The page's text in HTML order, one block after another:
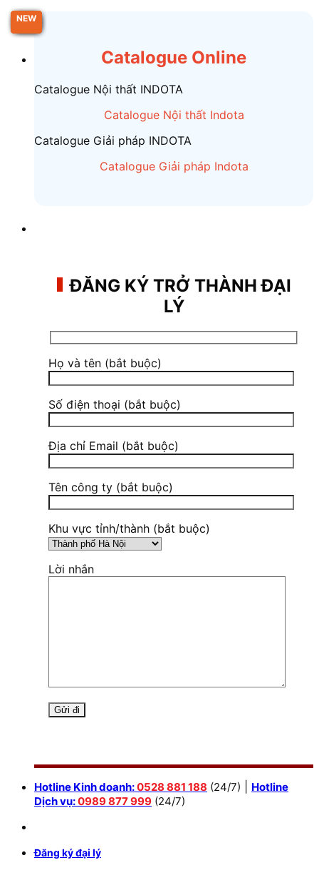
Chuyển
đến
dung
Catalogue Online
Catalogue Nội thất INDOTA
Catalogue Nội thất Indota
Catalogue Giải pháp INDOTA
Catalogue Giải pháp Indota
ĐĂNG KÝ TRỞ THÀNH ĐẠI
LÝ
Họ và tên (bắt buộc)
Số điện thoại (bắt buộc)
Địa chỉ Email (bắt buộc)
Tên công ty (bắt buộc)
Khu vực tỉnh/thành (bắt buộc)
Lời nhắn
Hotline Kinh doanh:0528 881 188 (24/7)
Hotline
Dịch vụ:0989 877 999 (24/7)
Đăng ký đại lý
NEW
NEW
NEW
NEW
NEW